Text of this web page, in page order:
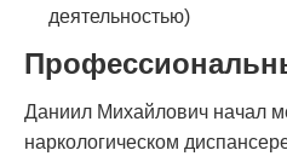
деятельностью)
Даниил Михайлович начал
наркологическом